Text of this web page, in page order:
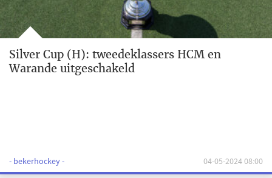
Silver Cup (H): tweedeklassers HCM en
Warande uitgeschakeld
- bekerhockey - 04-05-2024 08:00